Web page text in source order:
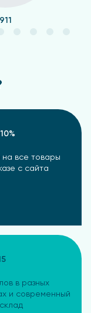
911
на все товары
с сайта
в разных
и современный